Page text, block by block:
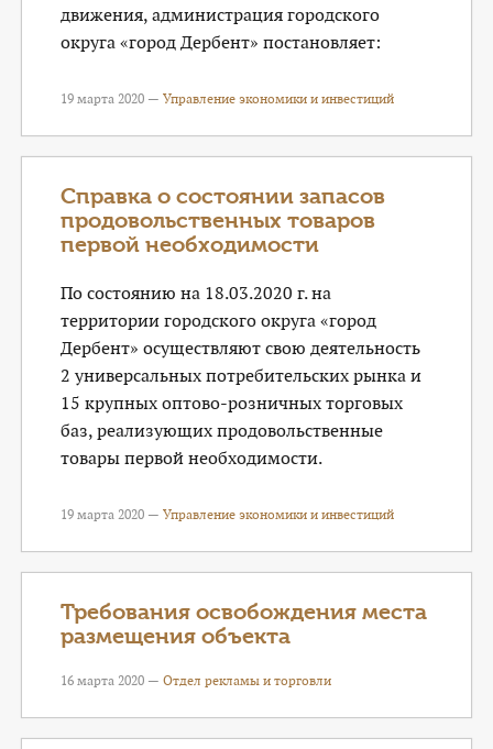
движения, администрация городского
округа «город Дербент» постановляет:
19 марта 2020 — Управление экономики и инвестиций
Справка о состоянии запасов
продовольственных товаров
первой необходимости
По состоянию на 18.03.2020 г. на
территории городского округа «город
Дербент» осуществляют свою деятельность
2 универсальных потребительских рынка и
15 крупных оптово-розничных торговых
баз, реализующих продовольственные
товары первой необходимости.
19 марта 2020 — Управление экономики и инвестиций
Требования освобождения места
размещения объекта
16 марта 2020 — Отдел рекламы и торговли